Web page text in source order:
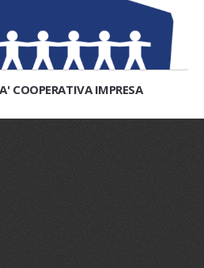
COOPERATIVA IMPRESA